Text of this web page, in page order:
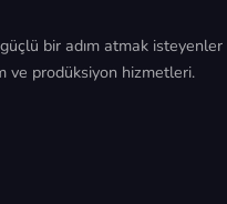
bir adım atmak isteyenler
ve prodüksiyon hizmetleri.